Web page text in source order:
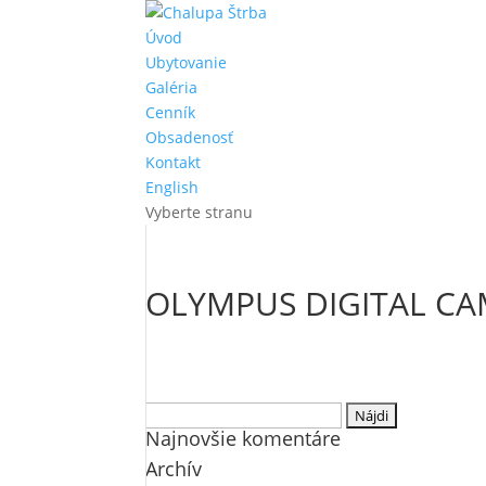
Úvod
Ubytovanie
Galéria
Cenník
Obsadenosť
Kontakt
English
Vyberte stranu
OLYMPUS DIGITAL
Najnovšie komentáre
Archív